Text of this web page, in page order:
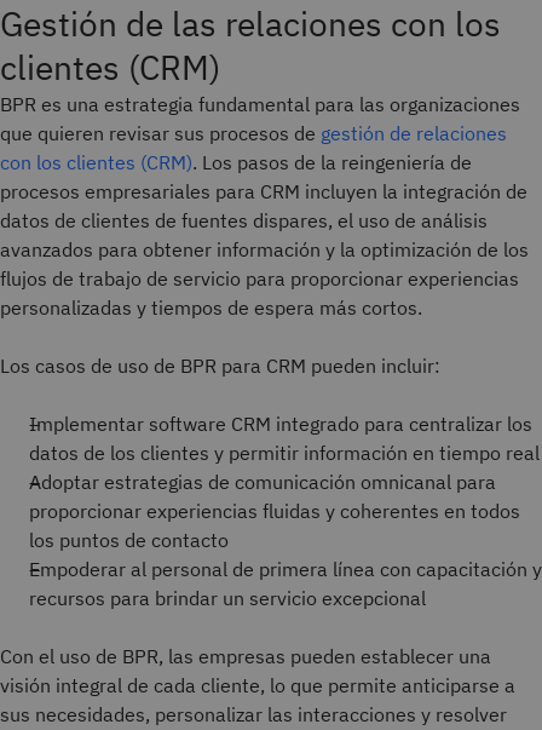
Gestión de las relaciones con los
clientes (CRM)
BPR es una estrategia fundamental para las organizaciones
que quieren revisar sus procesos de gestión de relaciones
con los clientes (CRM). Los pasos de la reingeniería de
procesos empresariales para CRM incluyen la integración de
datos de clientes de fuentes dispares, el uso de análisis
avanzados para obtener información y la optimización de los
flujos de trabajo de servicio para proporcionar experiencias
personalizadas y tiempos de espera más cortos.
Los casos de uso de BPR para CRM pueden incluir:
Implementar software CRM integrado para centralizar los
datos de los clientes y permitir información en tiempo real
Adoptar estrategias de comunicación omnicanal para
proporcionar experiencias fluidas y coherentes en todos
los puntos de contacto
Empoderar al personal de primera línea con capacitación y
recursos para brindar un servicio excepcional
Con el uso de BPR, las empresas pueden establecer una
visión integral de cada cliente, lo que permite anticiparse a
sus necesidades, personalizar las interacciones y resolver